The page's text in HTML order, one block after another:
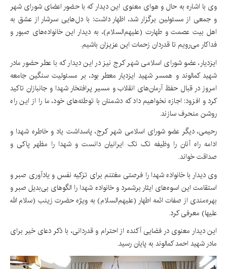
وی با اشاره به حال و هوای معنوی این دیدار که با حضور اعضای شورای شهر
و جمعی از مسئولین برگزار شد، اظهار داشت: با دل‌هایی سرشار از عشق به
اهل بیت عصمت و طهارت (علیهم‌السلام)، به دیدار این خانواده‌های صبور و
فداکار می‌رویم تا قدردان زحمات این عزیزان باشیم.
ایزدیار، عضو شورای اسلامی شهر کرج نیز در این دیدار که با عطر حضور مادر
شهید کمالوند و همسر شهید ایزدیار معطر بود، بر مسئولیت سنگین جامعه
امروز در قبال حفظ آرمان‌های انقلاب و مسیر پرافتخار شهدا و جانبازان تاکید
کرد و افزود: اجازه نخواهیم داد که دشمنان با توطئه‌های خود، ما را از این راه
روشن منحرف سازند.
رحیمی، دیگر عضو شورای اسلامی شهر کرج، پاسداشت یاد و خاطره شهدا و
ادامه راه آنان را وظیفه تک تک ایرانیان دانست و شهدا را مظهر پاکی و
صداقت خواند.
وی دیدار با خانواده شهدا را فرصتی مغتنم برای تزکیه نفس و یادآوری صبر و
استقامت این اسوه‌های ایثار برشمرد و خانواده شهدا را الگوهای بی‌بدیل صبر و
بهره‌مندی از صفات ائمه اطهار (علیهم‌السلام) به ویژه حضرت زینب (سلام الله
علیها) معرفی کرد.
این دیدار معنوی در فضایی آکنده از احترام و قدردانی، با ذکر دعای خیر برای
مادر شهید احمد کمالوند به پایان رسید.